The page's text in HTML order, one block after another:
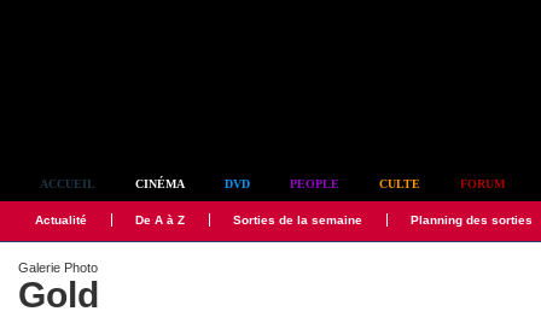
ACCUEIL CINÉMA DVD PEOPLE CULTE FORUM
Actualité De A à Z Sorties de la semaine Planning des sorties
Galerie Photo
Gold